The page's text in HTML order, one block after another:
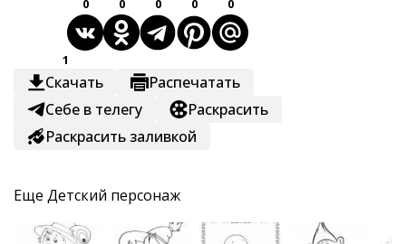
0 0 0 0 0
1
Скачать
Распечатать
Себе в телегу
Раскрасить
Раскрасить заливкой
Еще Детский персонаж